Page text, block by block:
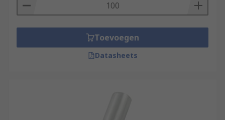
Toevoegen
Datasheets